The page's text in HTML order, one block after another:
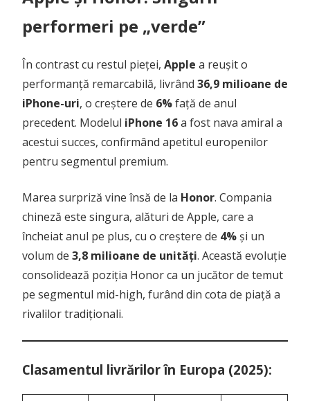
performeri pe „verde”
În contrast cu restul pieței, Apple a reușit o
performanță remarcabilă, livrând 36,9 milioane de
iPhone-uri, o creștere de 6%față de anul
precedent. Modelul iPhone 16a fost nava amiral a
acestui succes, confirmând apetitul europenilor
pentru segmentul premium.
Marea surpriză vine însă de la Honor. Compania
chineză este singura, alături de Apple, care a
încheiat anul pe plus, cu o creștere de 4%și un
volum de 3,8 milioane de unități. Această evoluție
consolidează poziția Honor ca un jucător de temut
pe segmentul mid-high, furând din cota de piață a
rivalilor tradiționali.
Clasamentul livrărilor în Europa (2025):